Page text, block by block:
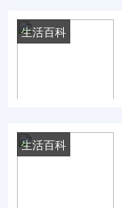
裝修百科
生活百科
生活百科